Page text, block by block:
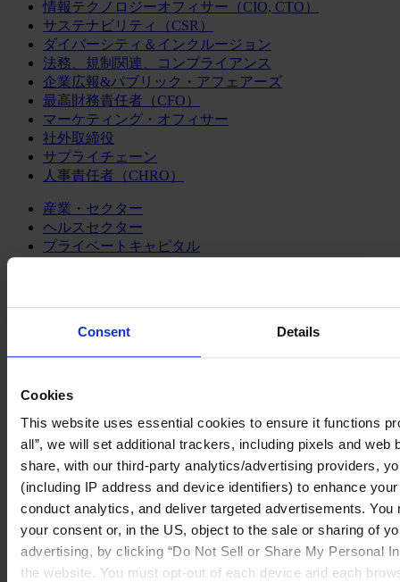
Consent Details
Cookies
This website uses essential cookies to ensure it functions
all”, we will set additional trackers, including pixels and web
share, with our third-party analytics/advertising providers,
(including IP address and device identifiers) to enhance
conduct analytics, and deliver targeted advertisements.
your consent or, in the US, object to the sale or sharing of
advertising, by clicking “Do Not Sell or Share My Personal
the website. You must opt-out of each device and each
情報テクノロジーオフィサー（CIO, CTO）
サステナビリティ（CSR）
ダイバーシティ＆インクルージョン
法務、規制関連、コンプライアンス
企業広報&パブリック・アフェアーズ
最高財務責任者（CFO）
マーケティング・オフィサー
社外取締役
サプライチェーン
人事責任者（CHRO）
産業・セクター
ヘルスセクター
プライベートキャピタル
製造業
金融サービス
メディア&ニュース
Our Board
Expert Team
コンタクト
English
Deutsch
中文
日本語